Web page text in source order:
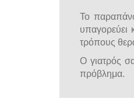
Το
υπαγορεύει
τρόπους
Ο γιατρός
πρόβλημα.